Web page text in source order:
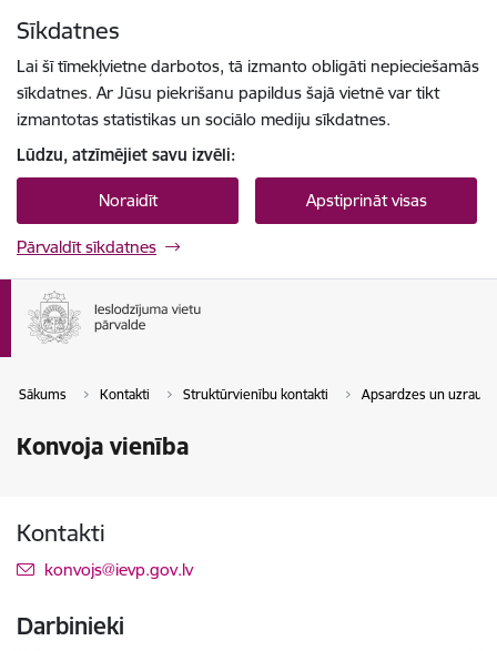
Sīkdatnes
Lai šī tīmekļvietne darbotos, tā izmanto obligāti nepieciešamās
sīkdatnes. Ar Jūsu piekrišanu papildus šajā vietnē var tikt
izmantotas statistikas un sociālo mediju sīkdatnes.
Lūdzu, atzīmējiet savu izvēli:
Noraidīt Apstiprināt visas
Pārvaldīt sīkdatnes
Sākums Kontakti Struktūrvienību kontakti Apsardzes un
Konvoja vienība
Kontakti
E-pasts:
konvojs@ievp.gov.lv
Darbinieki